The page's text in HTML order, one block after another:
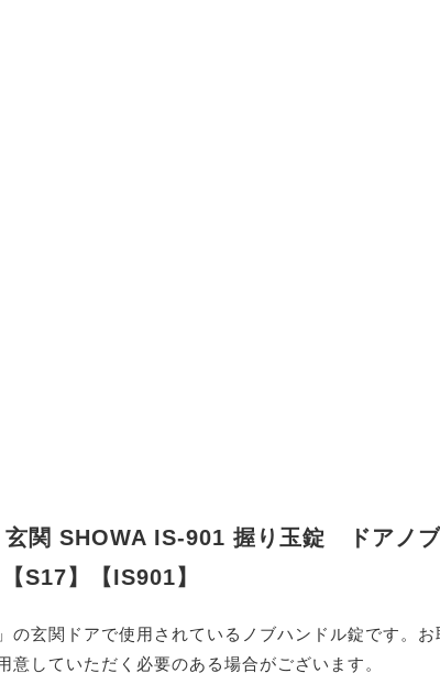
玄関 SHOWA IS-901 握り玉錠 ドアノ
S17】【IS901】
の玄関ドアで使用されているノブハンドル錠です。
意していただく必要のある場合がございます。